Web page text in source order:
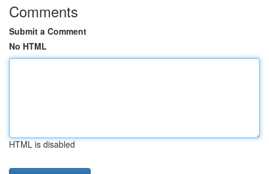
Comments
Submit a Comment
No HTML
HTML is disabled